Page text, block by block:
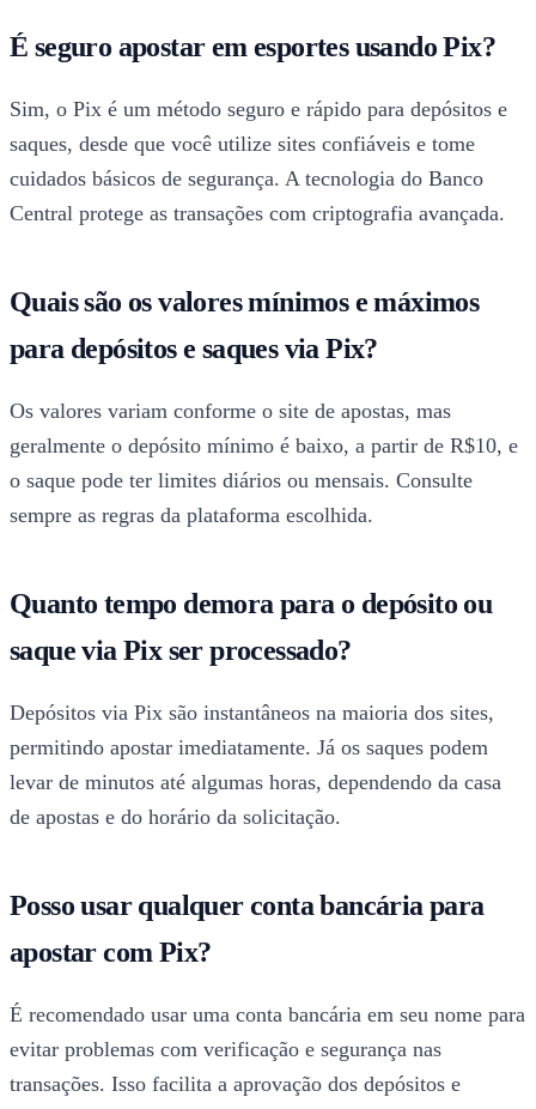
É seguro apostar em esportes usando Pix?
Sim, o Pix é um método seguro e rápido para depósitos e
saques, desde que você utilize sites confiáveis e tome
cuidados básicos de segurança. A tecnologia do Banco
Central protege as transações com criptografia avançada.
Quais são os valores mínimos e máximos
para depósitos e saques via Pix?
Os valores variam conforme o site de apostas, mas
geralmente o depósito mínimo é baixo, a partir de R$10, e
o saque pode ter limites diários ou mensais. Consulte
sempre as regras da plataforma escolhida.
Quanto tempo demora para o depósito ou
saque via Pix ser processado?
Depósitos via Pix são instantâneos na maioria dos sites,
permitindo apostar imediatamente. Já os saques podem
levar de minutos até algumas horas, dependendo da casa
de apostas e do horário da solicitação.
Posso usar qualquer conta bancária para
apostar com Pix?
É recomendado usar uma conta bancária em seu nome para
evitar problemas com verificação e segurança nas
transações. Isso facilita a aprovação dos depósitos e